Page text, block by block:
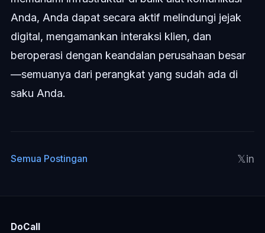
Anda, Anda dapat secara aktif melindungi jejak
digital, mengamankan interaksi klien, dan
beroperasi dengan keandalan perusahaan besar
—semuanya dari perangkat yang sudah ada di
saku Anda.
Semua Postingan 𝕏in
DoCall